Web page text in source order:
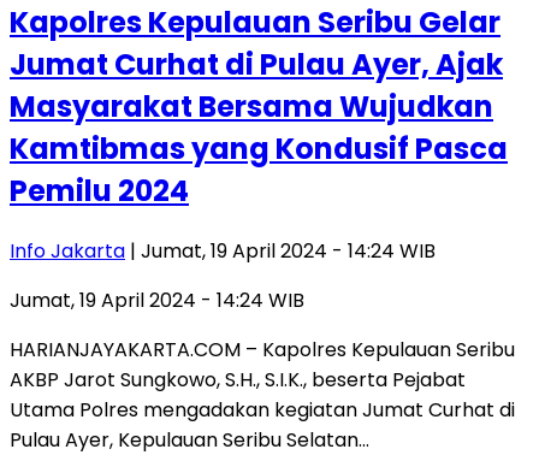
Kapolres Kepulauan Seribu Gelar
Jumat Curhat di Pulau Ayer, Ajak
Masyarakat Bersama Wujudkan
Kamtibmas yang Kondusif Pasca
Pemilu 2024
Info Jakarta | Jumat, 19 April 2024 - 14:24 WIB
Jumat, 19 April 2024 - 14:24 WIB
HARIANJAYAKARTA.COM – Kapolres Kepulauan Seribu
AKBP Jarot Sungkowo, S.H., S.I.K., beserta Pejabat
Utama Polres mengadakan kegiatan Jumat Curhat di
Pulau Ayer, Kepulauan Seribu Selatan…